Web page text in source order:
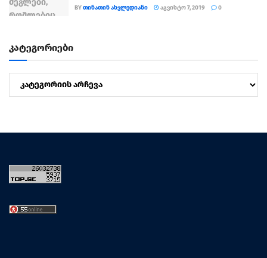
BYᲗᲘᲜᲐᲗᲘᲜ ᲐᲮᲕᲚᲔᲓᲘᲐᲜᲘ ᲐᲒᲕᲘᲡᲢᲝ 7, 2019 0
კატეგორიები
კატეგორიები